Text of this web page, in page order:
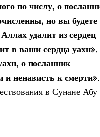
по числу, о
но вы будете
удалит из сердец
в ваши сердца уахн».
о посланник
ненависть к смерти».
в Сунане Абу